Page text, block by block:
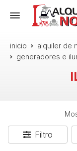
inicio
alquiler de
generadores e
Filtro